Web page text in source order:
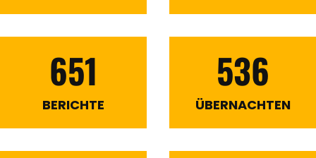
651
BERICHTE
536
ÜBERNACHTEN